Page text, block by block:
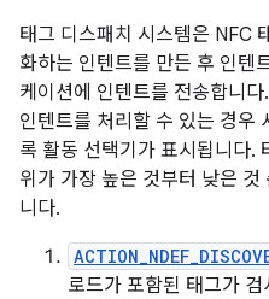
태그 디스패치 시스템은 NFC
화하는 인텐트를 만든 후 인텐
케이션에 인텐트를 전송합니
인텐트를 처리할 수 있는 경우
록 활동 선택기가 표시됩니다.
위가 가장 높은 것부터 낮은
니다.
로드가 포함된 태그가